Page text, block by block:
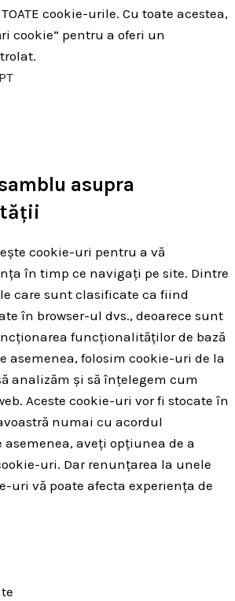
cookie-urile. Cu toate acestea,
cookie” pentru a oferi un
asupra
cookie-uri pentru a vă
în timp ce navigați pe site. Dintre
care sunt clasificate ca fiind
în browser-ul dvs., deoarece sunt
funcționalităților de bază
asemenea, folosim cookie-uri de la
analizăm și să înțelegem cum
Aceste cookie-uri vor fi stocate în
numai cu acordul
asemenea, aveți opțiunea de a
uri. Dar renunțarea la unele
uri vă poate afecta experiența de